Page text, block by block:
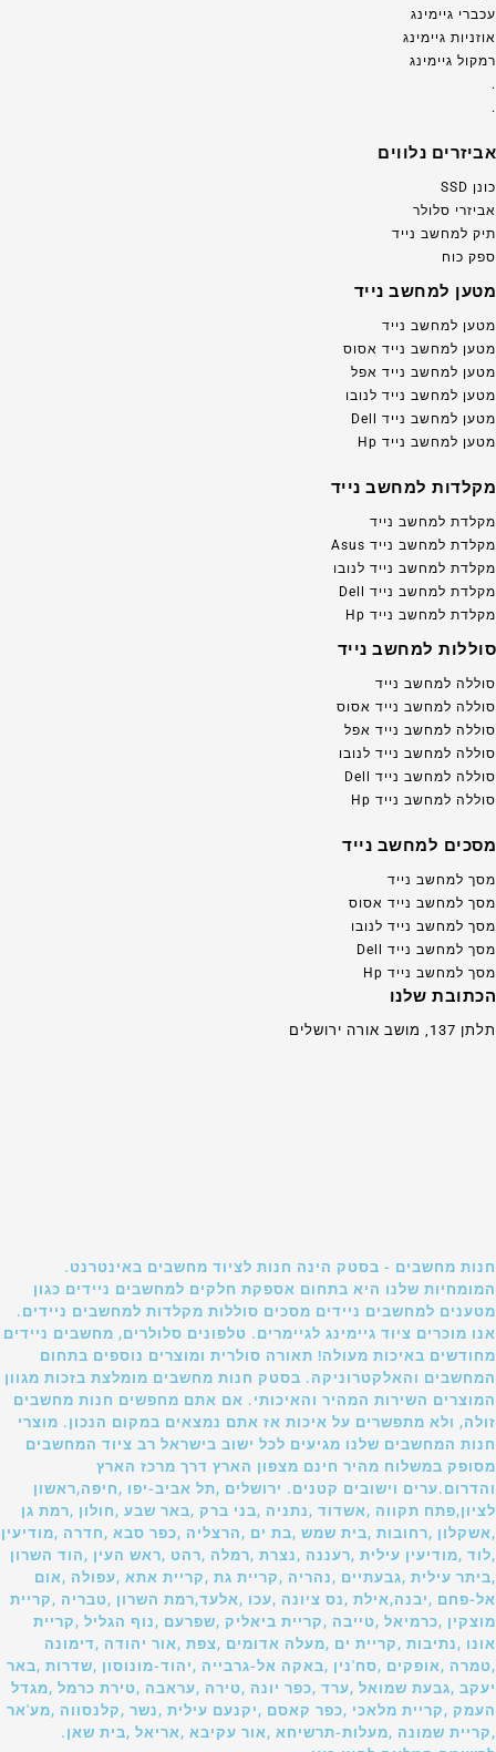
עכברי גיימינג
אוזניות גיימינג
רמקול גיימינג
.
.
אביזרים נלווים
כונן SSD
אביזרי סלולר
תיק למחשב נייד
ספק כוח
מטען למחשב נייד
מטען למחשב נייד
מטען למחשב נייד אסוס
מטען למחשב נייד אפל
מטען למחשב נייד לנובו
מטען למחשב נייד Dell
מטען למחשב נייד Hp
מקלדות למחשב נייד
מקלדת למחשב נייד
מקלדת למחשב נייד Asus
מקלדת למחשב נייד לנובו
מקלדת למחשב נייד Dell
מקלדת למחשב נייד Hp
סוללות למחשב נייד
סוללה למחשב נייד
סוללה למחשב נייד אסוס
סוללה למחשב נייד אפל
סוללה למחשב נייד לנובו
סוללה למחשב נייד Dell
סוללה למחשב נייד Hp
מסכים למחשב נייד
מסך למחשב נייד
מסך למחשב נייד אסוס
מסך למחשב נייד לנובו
מסך למחשב נייד Dell
מסך למחשב נייד Hp
הכתובת שלנו
תלתן 137, מושב אורה ירושלים
חנות מחשבים - בסטק הינה חנות לציוד מחשבים באינטרנט.
המומחיות שלנו היא בתחום אספקת חלקים למחשבים ניידים כגון
מטענים למחשבים ניידים מסכים סוללות מקלדות למחשבים ניידים.
אנו מוכרים ציוד גיימינג לגיימרים. טלפונים סלולרים, מחשבים ניידים
מחודשים באיכות מעולה! תאורה סולרית ומוצרים נוספים בתחום
המחשבים והאלקטרוניקה. בסטק חנות מחשבים מומלצת בזכות מגוון
המוצרים השירות המהיר והאיכותי. אם אתם מחפשים חנות מחשבים
זולה, ולא מתפשרים על איכות אז אתם נמצאים במקום הנכון. מוצרי
חנות המחשבים שלנו מגיעים לכל ישוב בישראל רב ציוד המחשבים
מסופק במשלוח מהיר חינם מצפון הארץ דרך מרכז הארץ
והדרום.ערים וישובים קטנים. ירושלים ,תל אביב-יפו ,חיפה,ראשון
לציון,פתח תקווה ,אשדוד ,נתניה ,בני ברק ,באר שבע ,חולון ,רמת גן
,אשקלון ,רחובות ,בית שמש ,בת ים ,הרצליה ,כפר סבא ,חדרה ,מודיעין
,לוד ,מודיעין עילית ,רעננה ,נצרת ,רמלה ,רהט ,ראש העין ,הוד השרון
,ביתר עילית ,גבעתיים ,נהריה ,קריית גת ,קריית אתא ,עפולה ,אום
אל-פחם ,יבנה,אילת ,נס ציונה ,עכו ,אלעד,רמת השרון ,טבריה ,קריית
מוצקין ,כרמיאל ,טייבה ,קריית ביאליק ,שפרעם ,נוף הגליל ,קריית
אונו ,נתיבות ,קריית ים ,מעלה אדומים ,צפת ,אור יהודה ,דימונה
,טמרה ,אופקים ,סח'נין ,באקה אל-גרבייה ,יהוד-מונוסון ,שדרות ,באר
יעקב ,גבעת שמואל ,ערד ,כפר יונה ,טירה ,עראבה ,טירת כרמל ,מגדל
העמק ,קריית מלאכי ,כפר קאסם ,יקנעם עילית ,נשר ,קלנסווה ,מע'אר
,קריית שמונה ,מעלות-תרשיחא ,אור עקיבא ,אריאל ,בית שאן.